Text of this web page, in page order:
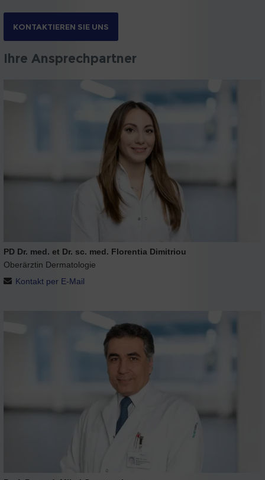
KONTAKTIEREN SIE UNS
Ihre Ansprechpartner
PD Dr. med. et Dr. sc. med. Florentia Dimitriou
Oberärztin Dermatologie
Kontakt per E-Mail